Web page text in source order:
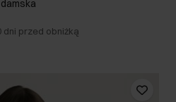
dni przed obniżką